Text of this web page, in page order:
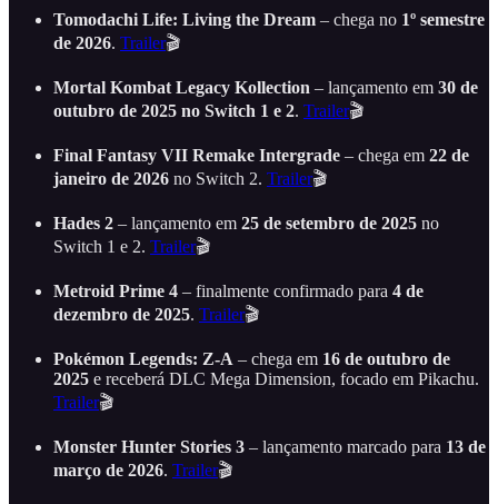
Tomodachi Life: Living the Dream – chega no 1º semestre
de 2026. Trailer🎬
Mortal Kombat Legacy Kollection – lançamento em 30 de
outubro de 2025 no Switch 1 e 2. Trailer🎬
Final Fantasy VII Remake Intergrade – chega em 22 de
janeiro de 2026 no Switch 2. Trailer🎬
Hades 2 – lançamento em 25 de setembro de 2025 no
Switch 1 e 2. Trailer🎬
Metroid Prime 4 – finalmente confirmado para 4 de
dezembro de 2025. Trailer🎬
Pokémon Legends: Z-A – chega em 16 de outubro de
2025 e receberá DLC Mega Dimension, focado em Pikachu.
Trailer🎬
Monster Hunter Stories 3 – lançamento marcado para 13 de
março de 2026. Trailer🎬